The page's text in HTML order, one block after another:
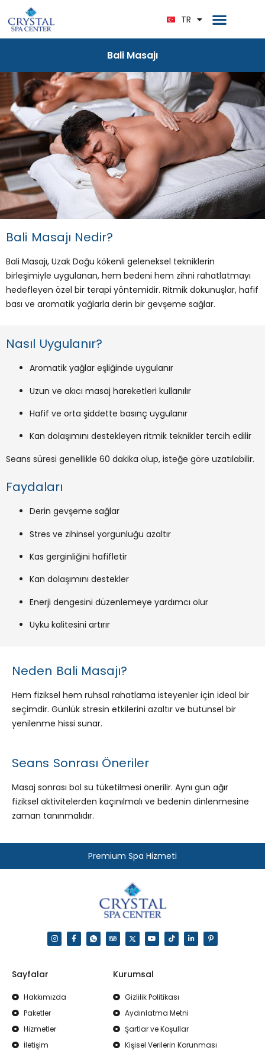
TR
DE
Bali Masajı
Bali Masajı Nedir?
Bali Masajı, Uzak Doğu kökenli geleneksel tekniklerin
birleşimiyle uygulanan, hem bedeni hem zihni rahatlatmayı
hedefleyen özel bir terapi yöntemidir. Ritmik dokunuşlar, hafif
bası ve aromatik yağlarla derin bir gevşeme sağlar.
Nasıl Uygulanır?
Aromatik yağlar eşliğinde uygulanır
Uzun ve akıcı masaj hareketleri kullanılır
Hafif ve orta şiddette basınç uygulanır
Kan dolaşımını destekleyen ritmik teknikler tercih edilir
Seans süresi genellikle 60 dakika olup, isteğe göre uzatılabilir.
Faydaları
Derin gevşeme sağlar
Stres ve zihinsel yorgunluğu azaltır
Kas gerginliğini hafifletir
Kan dolaşımını destekler
Enerji dengesini düzenlemeye yardımcı olur
Uyku kalitesini artırır
Neden Bali Masajı?
Hem fiziksel hem ruhsal rahatlama isteyenler için ideal bir
seçimdir. Günlük stresin etkilerini azaltır ve bütünsel bir
yenilenme hissi sunar.
Seans Sonrası Öneriler
Masaj sonrası bol su tüketilmesi önerilir. Aynı gün ağır
fiziksel aktivitelerden kaçınılmalı ve bedenin dinlenmesine
zaman tanınmalıdır.
Premium Spa Hizmeti
Sayfalar
Hakkımızda
Paketler
Hizmetler
İletişim
Kurumsal
Gizlilik Politikası
Aydınlatma Metni
Şartlar ve Koşullar
Kişisel Verilerin Korunması